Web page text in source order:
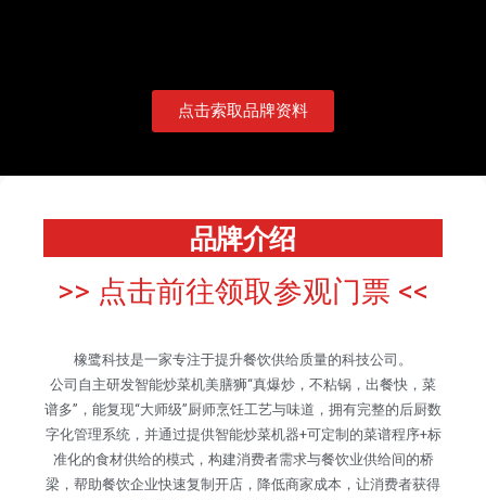
点击索取品牌资料
品牌介绍
>> 点击前往领取参观门票 <<
橡鹭科技是一家专注于提升餐饮供给质量的科技公司。
公司自主研发智能炒菜机美膳狮“真爆炒，不粘锅，出餐快，菜
谱多”，能复现“大师级”厨师烹饪工艺与味道，拥有完整的后厨数
字化管理系统，并通过提供智能炒菜机器+可定制的菜谱程序+标
准化的食材供给的模式，构建消费者需求与餐饮业供给间的桥
梁，帮助餐饮企业快速复制开店，降低商家成本，让消费者获得